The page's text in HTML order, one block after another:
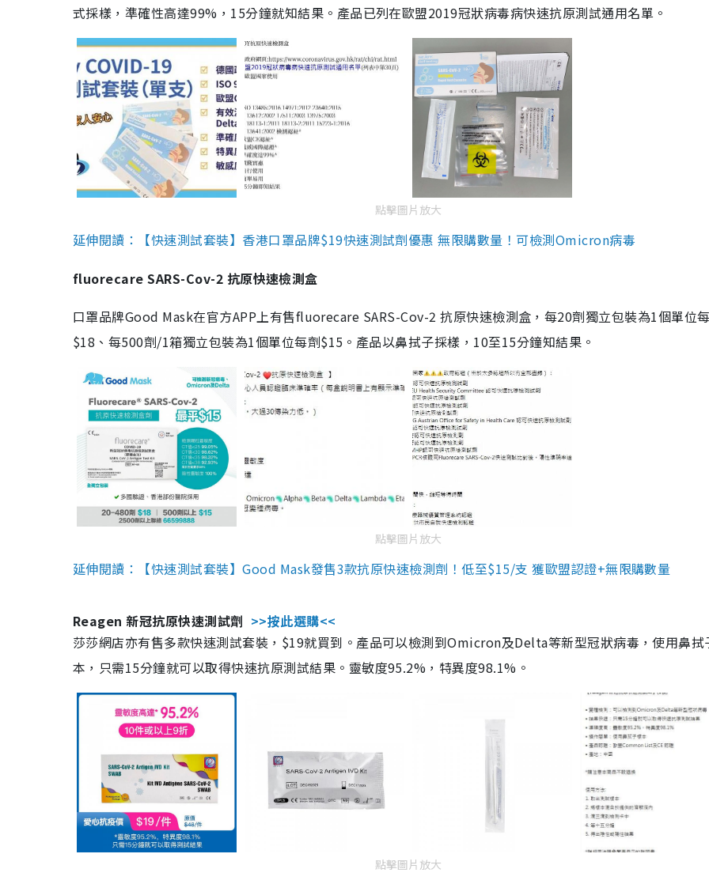
式採樣，準確性高達99%，15分鐘就知結果。產品已列在歐盟2019冠狀病毒病快速抗原測試通用名單。
點擊圖片放大
延伸閱讀：【快速測試套裝】香港口罩品牌$19快速測試劑優惠 無限購數量！可檢測Omicron病毒
fluorecare SARS-Cov-2 抗原快速檢測盒
口罩品牌Good Mask在官方APP上有售fluorecare SARS-Cov-2 抗原快速檢測盒，每20劑獨立包裝為1個單位
$18、每500劑/1箱獨立包裝為1個單位每劑$15。產品以鼻拭子採樣，10至15分鐘知結果。
點擊圖片放大
延伸閱讀：【快速測試套裝】Good Mask發售3款抗原快速檢測劑！低至$15/支 獲歐盟認證+無限購數量
Reagen 新冠抗原快速測試劑 >>按此選購<<
莎莎網店亦有售多款快速測試套裝，$19就買到。產品可以檢測到Omicron及Delta等新型冠狀病毒，使用鼻拭
本，只需15分鐘就可以取得快速抗原測試結果。靈敏度95.2%，特異度98.1%。
點擊圖片放大